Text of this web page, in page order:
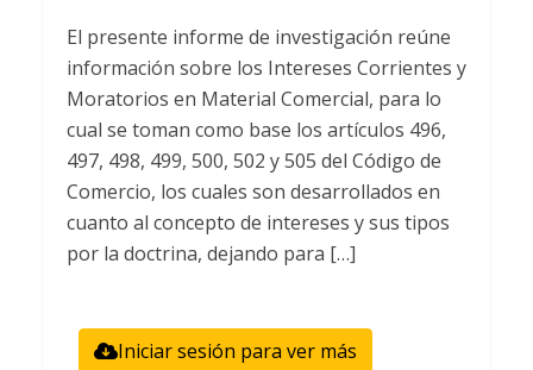
El presente informe de investigación reúne
información sobre los Intereses Corrientes y
Moratorios en Material Comercial, para lo
cual se toman como base los artículos 496,
497, 498, 499, 500, 502 y 505 del Código de
Comercio, los cuales son desarrollados en
cuanto al concepto de intereses y sus tipos
por la doctrina, dejando para […]
Iniciar sesión para ver más